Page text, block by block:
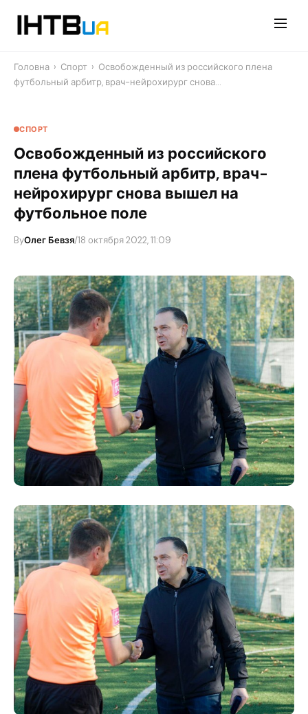
Головна › Спорт › Освобожденный из российского плена
футбольный арбитр, врач-нейрохирург снова…
СПОРТ
Освобожденный из российского
плена футбольный арбитр, врач-
нейрохирург снова вышел на
футбольное поле
ByОлег Бевзя/18 октября 2022, 11:09